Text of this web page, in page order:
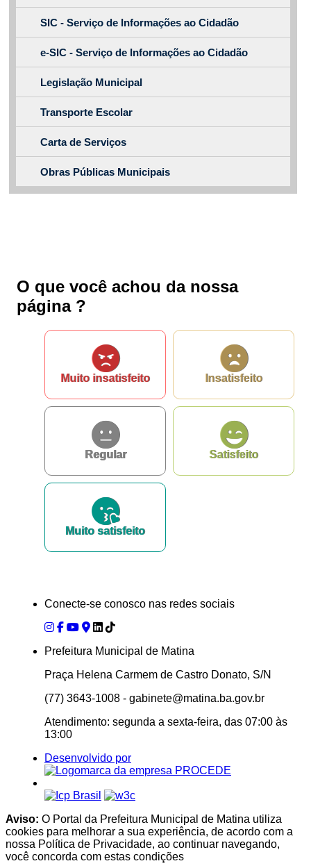
SIC - Serviço de Informações ao Cidadão
e-SIC - Serviço de Informações ao Cidadão
Legislação Municipal
Transporte Escolar
Carta de Serviços
Obras Públicas Municipais
O que você achou da nossa
página ?
Muito insatisfeito Insatisfeito
Regular Satisfeito
Muito satisfeito
Conecte-se conosco nas redes sociais
Prefeitura Municipal de Matina
Praça Helena Carmem de Castro Donato, S/N
(77) 3643-1008 - gabinete@matina.ba.gov.br
Atendimento: segunda a sexta-feira, das 07:00 às
13:00
Desenvolvido por
Aviso: O Portal da Prefeitura Municipal de Matina utiliza
cookies para melhorar a sua experiência, de acordo com a
nossa Política de Privacidade, ao continuar navegando,
você concorda com estas condições